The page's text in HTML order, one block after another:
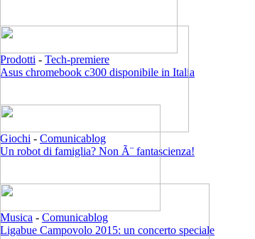
Prodotti - Tech-premiere
Asus chromebook c300 disponibile in Italia
Giochi - Comunicablog
Un robot di famiglia? Non Ã¨ fantascienza!
Musica - Comunicablog
Ligabue Campovolo 2015: un concerto speciale